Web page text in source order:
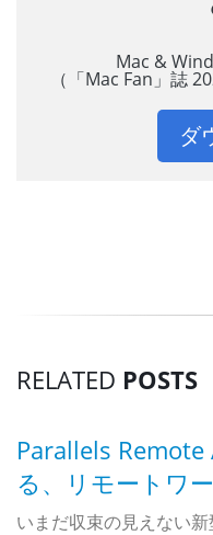
Mac &
（「Mac Fan」誌
ダ
RELATED POSTS
Parallels
る、リモートワ
いまだ収束の見えない